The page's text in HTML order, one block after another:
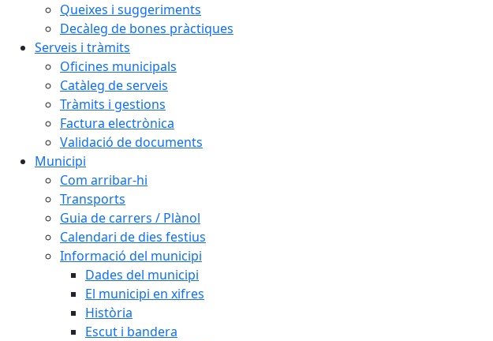
Queixes i suggeriments
Decàleg de bones pràctiques
Serveis i tràmits
Oficines municipals
Catàleg de serveis
Tràmits i gestions
Factura electrònica
Validació de documents
Municipi
Com arribar-hi
Transports
Guia de carrers / Plànol
Calendari de dies festius
Informació del municipi
Dades del municipi
El municipi en xifres
Història
Escut i bandera